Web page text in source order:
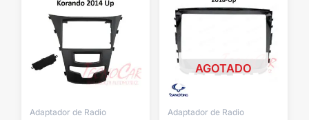
Adaptador de Radio
AGOTADO
Adaptador de Radio